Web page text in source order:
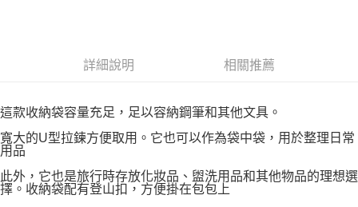
詳細說明 相關推薦
這款收納袋容量充足，足以容納鋼筆和其他文具。
寬大的U型拉鍊方便取用。它也可以作為袋中袋，用於整理日常
用品
此外，它也是旅行時存放化妝品、盥洗用品和其他物品的理想選
擇。收納袋配有登山扣，方便掛在包包上